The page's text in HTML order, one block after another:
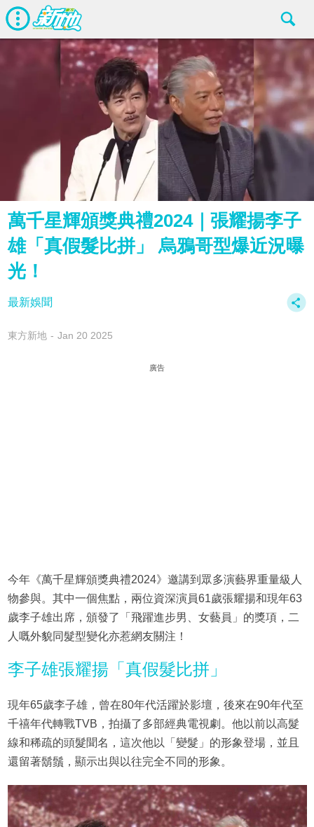
萬千星輝頒獎典禮2024｜張耀揚李子
雄「真假髮比拼」 烏鴉哥型爆近況曝
光！
最新娛聞
東方新地 Jan 20 2025
廣告
今年《萬千星輝頒獎典禮2024》邀講到眾多演藝界重量級人
物參與。其中一個焦點，兩位資深演員61歲張耀揚和現年63
歲李子雄出席，頒發了「飛躍進步男、女藝員」的獎項，二
人嘅外貌同髮型變化亦惹網友關注！
李子雄張耀揚「真假髮比拼」
現年65歲李子雄，曾在80年代活躍於影壇，後來在90年代至
千禧年代轉戰TVB，拍攝了多部經典電視劇。他以前以高髮
線和稀疏的頭髮聞名，這次他以「變髮」的形象登場，並且
還留著鬍鬚，顯示出與以往完全不同的形象。